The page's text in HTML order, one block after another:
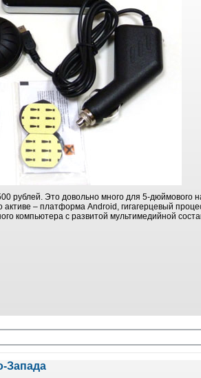
рублей. Это довольно много для 5-дюймового
активе – платформа Android, гигагерцевый
компьютера с развитой мультимедийной
Запада